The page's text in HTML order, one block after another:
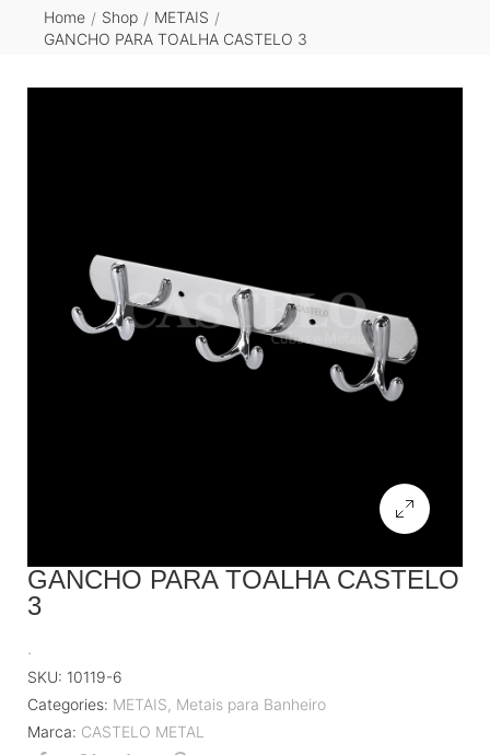
Home / Shop / METAIS /
GANCHO PARA TOALHA CASTELO 3
GANCHO PARA TOALHA CASTELO
3
.
SKU: 10119-6
Categories: METAIS, Metais para Banheiro
Marca: CASTELO METAL